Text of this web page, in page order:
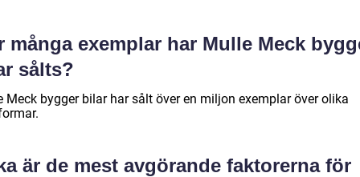
många exemplar har Mulle Meck
sålts?
Meck bygger bilar har sålt över en miljon exemplar över olika
är de mest avgörande faktorerna för